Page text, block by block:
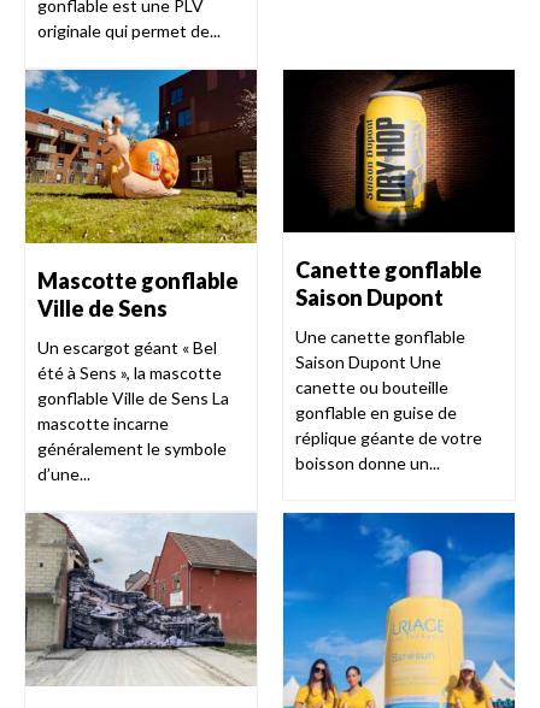
gonflable est une PLV
originale qui permet de...
Mascotte gonflable
Ville de Sens
Un escargot géant « Bel
été à Sens », la mascotte
gonflable Ville de Sens La
mascotte incarne
généralement le symbole
d’une...
Canette gonflable
Saison Dupont
Une canette gonflable
Saison Dupont Une
canette ou bouteille
gonflable en guise de
réplique géante de votre
boisson donne un...